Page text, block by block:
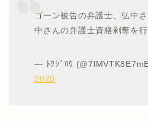
ゴーン被告の弁護士、弘中
中さんの弁護士資格剥奪を行
— ﾄｸｼﾞﾛｳ
2020